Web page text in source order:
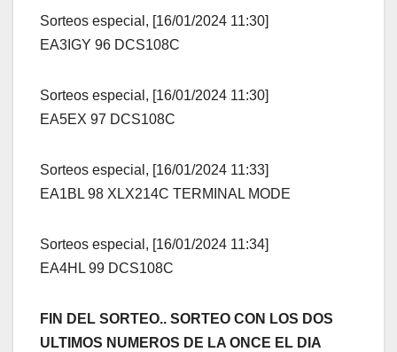
Sorteos especial, [16/01/2024 11:30]
EA3IGY 96 DCS108C
Sorteos especial, [16/01/2024 11:30]
EA5EX 97 DCS108C
Sorteos especial, [16/01/2024 11:33]
EA1BL 98 XLX214C TERMINAL MODE
Sorteos especial, [16/01/2024 11:34]
EA4HL 99 DCS108C
FIN DEL SORTEO.. SORTEO CON LOS DOS
ULTIMOS NUMEROS DE LA ONCE EL DIA